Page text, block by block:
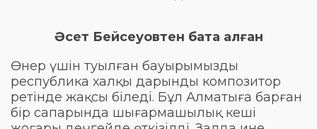
Әсет Бейсеуовтен бата алған
Өнер үшін туылған бауырымызды
республика халқы дарынды композитор
ретінде жақсы біледі. Бұл Алматыға барған
бір сапарында шығармашылық кеші